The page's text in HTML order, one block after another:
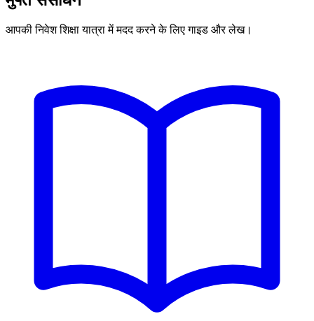
आपकी निवेश शिक्षा यात्रा में मदद करने के लिए गाइड और लेख।